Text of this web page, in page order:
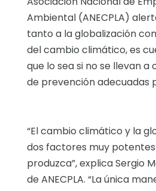
Ambiental (ANECPLA)
tanto a la globalización
del cambio climático, es
que lo sea si no se llevan a
de prevención adecuadas
“El cambio climático y la
dos factores muy
produzca”, explica Sergio
de ANECPLA. “La única